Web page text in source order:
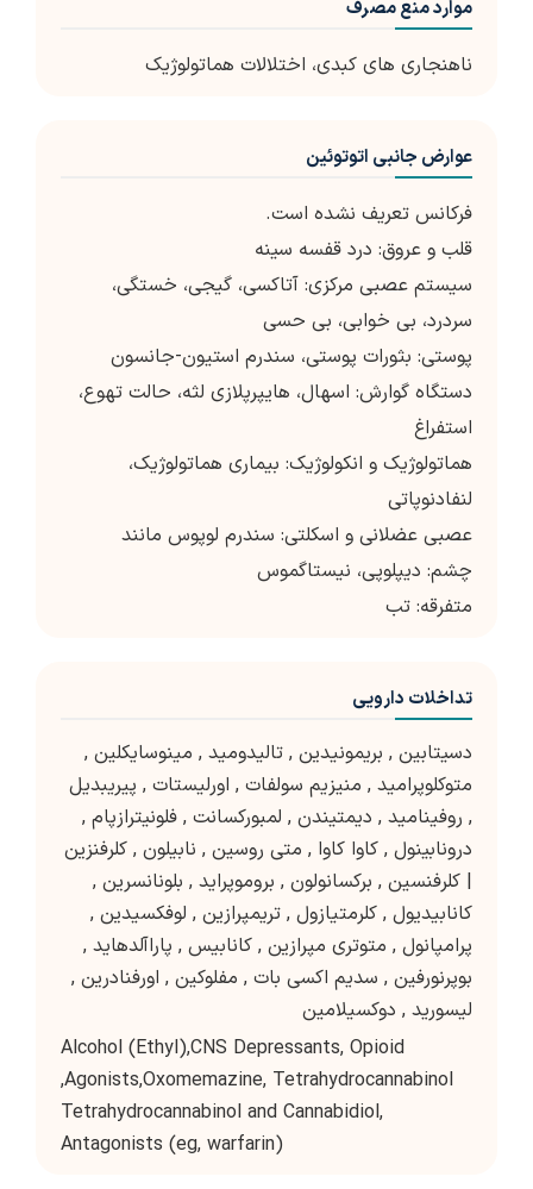
موارد منع مصرف
ناهنجاری های کبدی، اختلالات هماتولوژیک
عوارض جانبی اتوتوئین
فرکانس تعریف نشده است.
قلب و عروق: درد قفسه سینه
سیستم عصبی مرکزی: آتاکسی، گیجی، خستگی،
سردرد، بی خوابی، بی حسی
پوستی: بثورات پوستی، سندرم استیون-جانسون
دستگاه گوارش: اسهال، هایپرپلازی لثه، حالت تهوع،
استفراغ
هماتولوژیک و انکولوژیک: بیماری هماتولوژیک،
لنفادنوپاتی
عصبی عضلانی و اسکلتی: سندرم لوپوس مانند
چشم: دیپلوپی، نیستاگموس
متفرقه: تب
تداخلات دارویی
دسیتابین , بریمونیدین , تالیدومید , مینوسایکلین ,
متوکلوپرامید , منیزیم سولفات , اورلیستات , پیریبدیل
, روفینامید , دیمتیندن , لمبورکسانت , فلونیترازپام ,
درونابینول , کاوا کاوا , متی روسین , نابیلون , کلرفنزین
| کلرفنسین , برکسانولون , بروموپراید , بلونانسرین ,
کانابیدیول , کلرمتیازول , تریمپرازین , لوفکسیدین ,
پرامپانول , متوتری مپرازین , کانابیس , پاراآلدهاید ,
بوپرنورفین , سدیم اکسی بات , مفلوکین , اورفنادرین ,
لیسورید , دوکسیلامین
Alcohol (Ethyl),CNS Depressants, Opioid
Agonists,Oxomemazine, Tetrahydrocannabinol,
Tetrahydrocannabinol and Cannabidiol,
Antagonists (eg, warfarin)